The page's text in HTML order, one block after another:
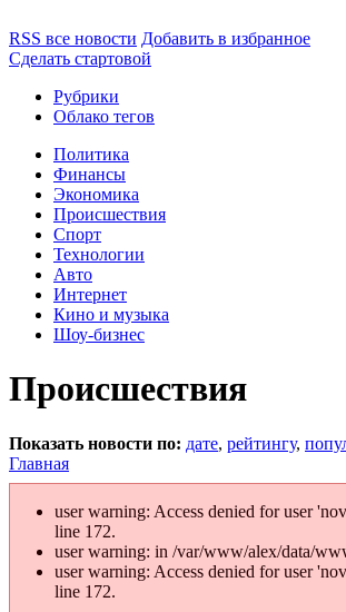
RSS все новости Добавить в избранное
Сделать стартовой
Рубрики
Облако тегов
Политика
Финансы
Экономика
Происшествия
Спорт
Технологии
Авто
Интернет
Кино и музыка
Шоу-бизнес
Происшествия
Показать новости по: дате, рейтингу,
Главная
user warning: Access denied for user
line 172.
user warning: in /var/www/alex/data/
user warning: Access denied for user
line 172.